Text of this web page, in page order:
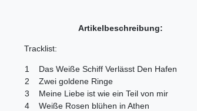
Artikelbeschreibung:
Tracklist:
1 Das Weiße Schiff Verlässt Den Hafen
2 Zwei goldene Ringe
3 Meine Liebe ist wie ein Teil von mir
4 Weiße Rosen blühen in Athen